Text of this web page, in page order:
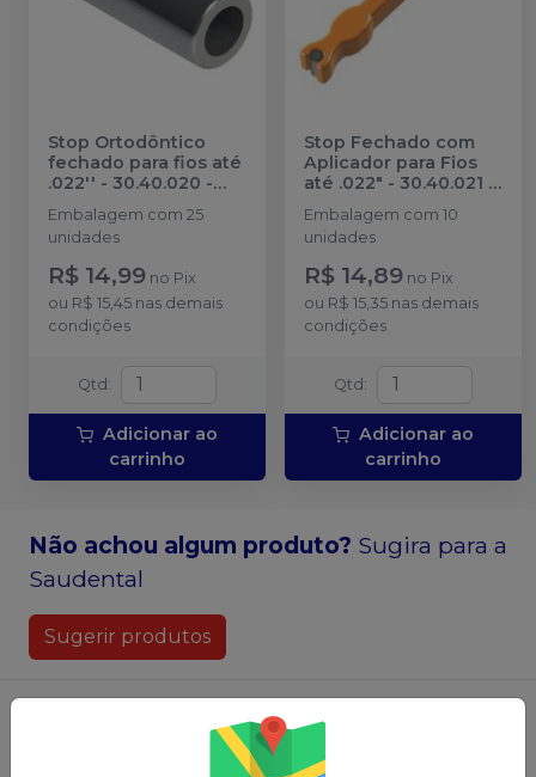
Stop Ortodôntico
fechado para fios até
.022'' - 30.40.020 -
MORELLI
Embalagem com 25
unidades
R$ 14,99 no Pix
ou R$ 15,45 nas demais
condições
Qtd :
Adicionar ao
carrinho
Stop Fechado com
Aplicador para Fios
até .022″ - 30.40.021 -
MORELLI
Embalagem com 10
unidades
R$ 14,89 no Pix
ou R$ 15,35 nas demais
condições
Qtd :
Adicionar ao
carrinho
Não achou algum produto? Sugira para a
Saudental
Sugerir produtos